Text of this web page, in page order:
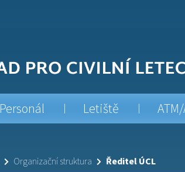
Personál
Letiště
Organizační struktura Ředitel ÚCL